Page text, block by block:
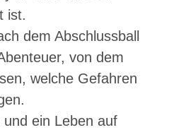
ist.
dem Abschlussball
von dem
welche Gefahren
ein Leben auf